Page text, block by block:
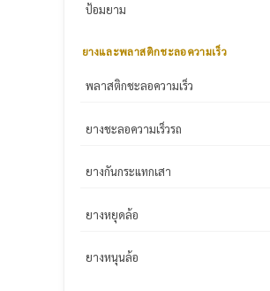
ป้อมยาม
ยางและพลาสติกชะลอความเร็ว
พลาสติกชะลอความเร็ว
ยางชะลอความเร็วรถ
ยางกันกระแทกเสา
ยางหยุดล้อ
ยางหนุนล้อ